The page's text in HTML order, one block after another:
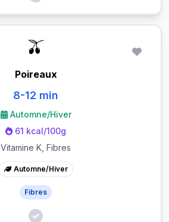
🫒
Poireaux
8-12 min
Automne/Hiver
61 kcal/100g
Vitamine K, Fibres
Automne/Hiver
Fibres